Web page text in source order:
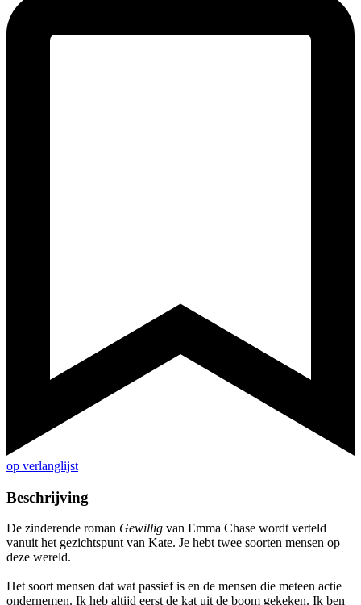
op verlanglijst
Beschrijving
De zinderende roman Gewillig van Emma Chase wordt verteld
vanuit het gezichtspunt van Kate. Je hebt twee soorten mensen op
deze wereld.
Het soort mensen dat wat passief is en de mensen die meteen actie
ondernemen. Ik heb altijd eerst de kat uit de boom gekeken. Ik ben